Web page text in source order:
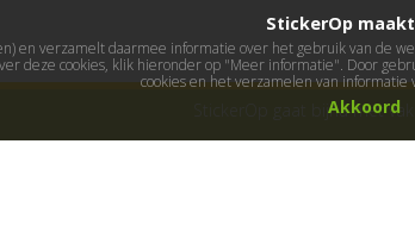
StickerOp gaat bijna met
StickerOp
en verzamelt daarmee informatie over het gebruik van de
deze cookies, klik hieronder op "Meer informatie". Door
cookies en het verzamelen van
Akkoord